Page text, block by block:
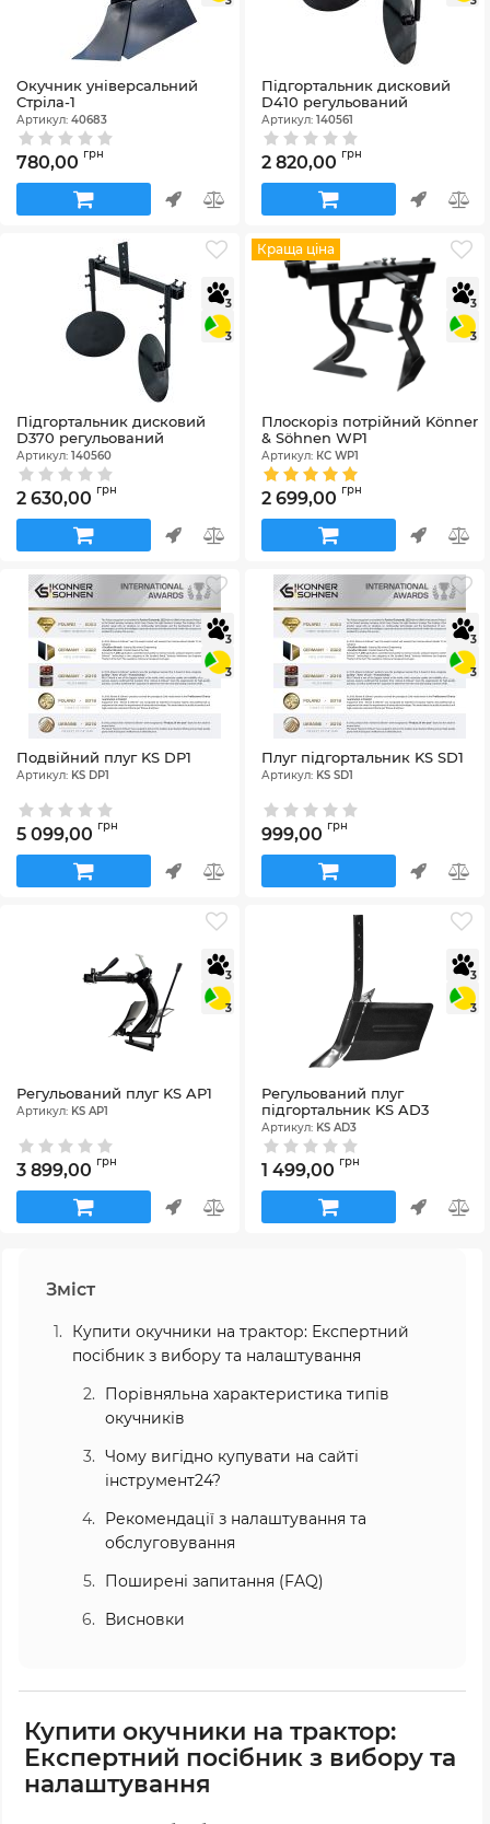
Окучник універсальний
Стріла-1
Артикул: 40683
780,00 грн
Підгортальник дисковий
D410 регульований
Артикул: 140561
2 820,00 грн
3
3
Підгортальник дисковий
D370 регульований
Артикул: 140560
2 630,00 грн
Краща ціна
3
3
Плоскоріз потрійний Könner
& Söhnen WP1
Артикул: КС WP1
2 699,00 грн
3
3
Подвійний плуг KS DP1
Артикул: KS DP1
5 099,00 грн
3
3
Плуг підгортальник KS SD1
Артикул: KS SD1
999,00 грн
3
3
Регульований плуг KS AP1
Артикул: KS AP1
3 899,00 грн
3
3
Регульований плуг
підгортальник KS AD3
Артикул: KS AD3
1 499,00 грн
Зміст
Купити окучники на трактор: Експертний
посібник з вибору та налаштування
Порівняльна характеристика типів
окучників
Чому вигідно купувати на сайті
інструмент24?
Рекомендації з налаштування та
обслуговування
Поширені запитання (FAQ)
Висновки
Купити окучники на трактор:
Експертний посібник з вибору та
налаштування